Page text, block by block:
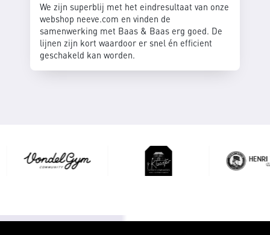
We zijn superblij met het eindresultaat van onze
webshop neeve.com en vinden de
samenwerking met Baas & Baas erg goed. De
lijnen zijn kort waardoor er snel én efficient
geschakeld kan worden.